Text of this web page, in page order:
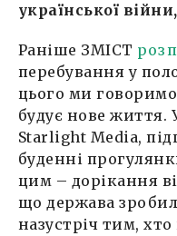
української
Раніше ЗМІСТ
перебування у
цього ми говоримо
будує нове життя.
Starlight Media,
буденні
цим – дорікання
що держава
назустріч тим,